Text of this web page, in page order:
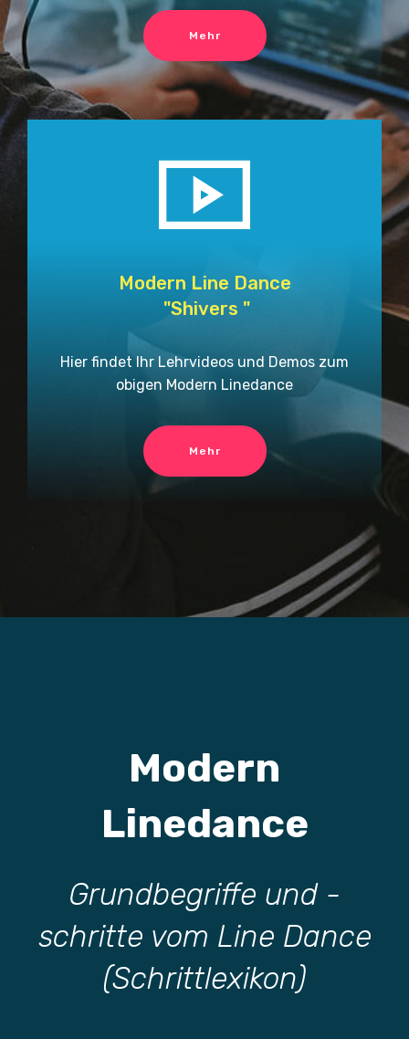
Mehr
Modern Line Dance
"Shivers "
Hier findet Ihr Lehrvideos und Demos zum
obigen Modern Linedance
Mehr
Modern
Linedance
Grundbegriffe und -
schritte vom Line Dance
(Schrittlexikon)